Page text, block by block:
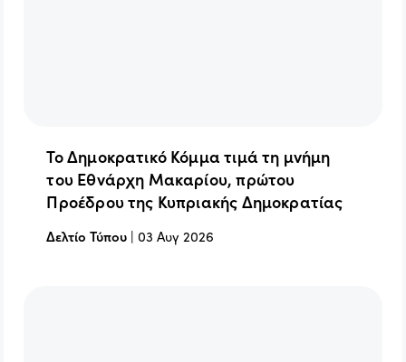
Το Δημοκρατικό Κόμμα τιμά τη μνήμη
του Εθνάρχη Μακαρίου, πρώτου
Προέδρου της Κυπριακής Δημοκρατίας
Δελτίο Τύπου |03 Αυγ 2026